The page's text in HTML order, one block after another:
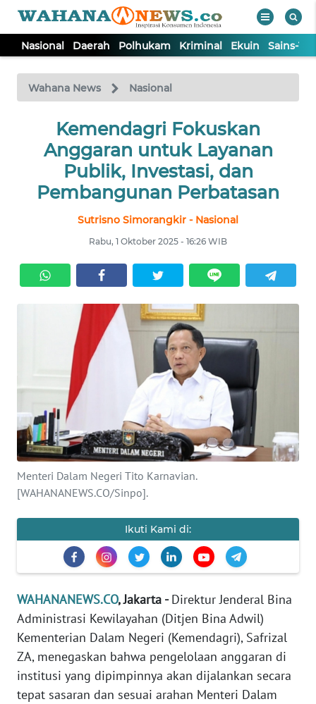
Nasional Daerah Polhukam Kriminal Ekuin Sains-
Wahana News Nasional
Kemendagri Fokuskan
Anggaran untuk Layanan
Publik, Investasi, dan
Pembangunan Perbatasan
Sutrisno Simorangkir - Nasional
Rabu, 1 Oktober 2025 - 16:26 WIB
Menteri Dalam Negeri Tito Karnavian.
[WAHANANEWS.CO/Sinpo].
Ikuti Kami di:
WAHANANEWS.CO, Jakarta -Direktur Jenderal Bina
Administrasi Kewilayahan (Ditjen Bina Adwil)
Kementerian Dalam Negeri (Kemendagri), Safrizal
ZA, menegaskan bahwa pengelolaan anggaran di
institusi yang dipimpinnya akan dijalankan secara
tepat sasaran dan sesuai arahan Menteri Dalam
TV
Tutup
NASIONAL
EKUIN
SAINS-TEKNO
KESEHATAN
INTERNASIONAL
SERBA-SERBI
PENDIDIKAN
OLAHRAGA
EDITORIAL
Informasi
BERITA